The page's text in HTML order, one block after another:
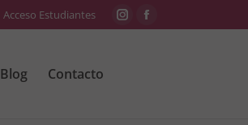
Acceso Estudiantes
Blog Contacto